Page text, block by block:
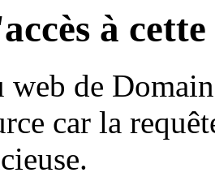
à
web de
car la